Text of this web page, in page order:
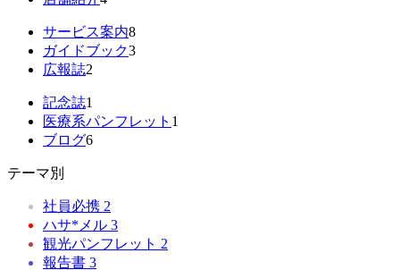
サービス案内8
ガイドブック3
広報誌2
記念誌1
医療系パンフレット 1
ブログ6
テーマ別
社員必携 2
ハサ*メル 3
観光パンフレット 2
報告書 3